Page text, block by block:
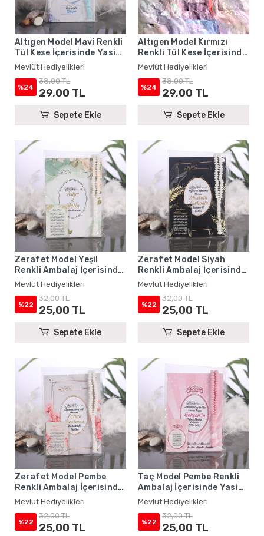
Altıgen Model Mavi Renkli
Tül Kese İçerisinde Yasin
Kitabı ve Tesbih - Mevlüt
Hediyelikleri
Mevlüt Hediyelikleri
%24
38,00 TL
29,00 TL
Sepete Ekle
Altıgen Model Kırmızı
Renkli Tül Kese İçerisinde
Yasin Kitabı ve Tesbih -
Mevlüt Hediyelikleri
Mevlüt Hediyelikleri
%24
38,00 TL
29,00 TL
Sepete Ekle
Zerafet Model Yeşil
Renkli Ambalaj İçerisinde
Yasin Kitabı, Magnet ve
Tesbih - Mevlüt
Hediyelikleri
Mevlüt Hediyelikleri
%22
32,00 TL
25,00 TL
Sepete Ekle
Zerafet Model Siyah
Renkli Ambalaj İçerisinde
Yasin Kitabı, Magnet ve
Tesbih - Mevlüt
Hediyelikleri
Mevlüt Hediyelikleri
%22
32,00 TL
25,00 TL
Sepete Ekle
Zerafet Model Pembe
Renkli Ambalaj İçerisinde
Yasin Kitabı, Magnet ve
Tesbih - Mevlüt
Hediyelikleri
Mevlüt Hediyelikleri
%22
32,00 TL
25,00 TL
Taç Model Pembe Renkli
Ambalaj İçerisinde Yasin
Kitabı, Magnet ve Tesbih -
Mevlüt Hediyelikleri
Mevlüt Hediyelikleri
%22
32,00 TL
25,00 TL